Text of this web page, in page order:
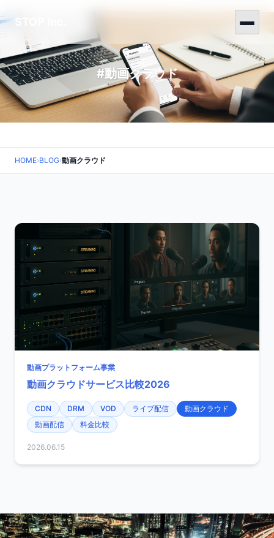
#動画クラウド
HOME›BLOG›動画クラウド
動画プラットフォーム事業
動画クラウドサービス比較2026
CDN DRM VOD ライブ配信
動画クラウド
動画配信
料金比較
2026.06.15